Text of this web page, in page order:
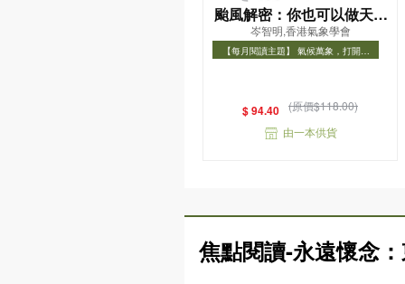
颱風解密：你也可以做天氣
達人！
岑智明,香港氣象學會
【每月閱讀主題】 氣候萬象，打開氣
$ 94.40 (原價$118.00)
由一本供貨
焦點閱讀-永遠懷念